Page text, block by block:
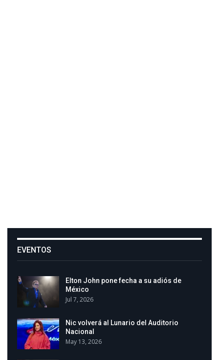
EVENTOS
Elton John pone fecha a su adiós de
México
Jul 7, 2026
Nic volverá al Lunario del Auditorio
Nacional
May 13, 2026